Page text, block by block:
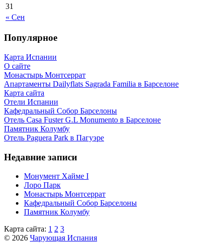
« Сен
31
Популярное
Карта Испании
О сайте
Монастырь Монтсеррат
Апартаменты Dailyflats Sagrada Familia в Барселоне
Карта сайта
Отели Испании
Кафeдрaльный Собор Барселоны
Отель Casa Fuster G.L Monumento в Барселоне
Пaмятник Колумбу
Отель Paguera Park в Пагуэре
Недавние записи
Монумент Хайме I
Лоро Парк
Монастырь Монтсеррат
Кафeдрaльный Собор Барселоны
Пaмятник Колумбу
Карта сайта: 1 2 3
© 2026 Чарующая Испания